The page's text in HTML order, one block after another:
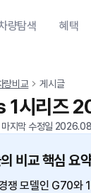
량탐색 혜택
량비교 게시글
시리즈
마지막 수정일
비교 핵심 요약
쟁 모델인 G70와